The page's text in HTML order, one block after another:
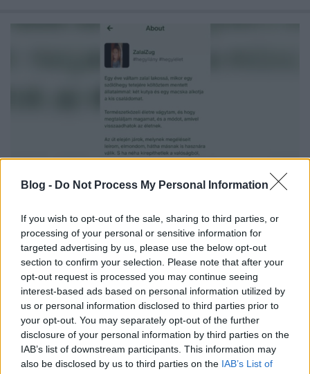
Blog - Do Not Process My Personal Information
If you wish to opt-out of the sale, sharing to third parties, or
processing of your personal or sensitive information for
targeted advertising by us, please use the below opt-out
section to confirm your selection. Please note that after your
opt-out request is processed you may continue seeing
interest-based ads based on personal information utilized by
us or personal information disclosed to third parties prior to
your opt-out. You may separately opt-out of the further
disclosure of your personal information by third parties on the
IAB’s list of downstream participants. This information may
also be disclosed by us to third parties on the IAB’s List of
Miért van kevesebb bejegyzés itt?
ZalaiZug• 2025. október 06.
Biztosan észrevettétek, hogy kevésbé vagyok aktív
ezen a felületen.
Pedig, elárulom, nem hogy kevesebbet írok, de még
többet. Illetve a videós ...